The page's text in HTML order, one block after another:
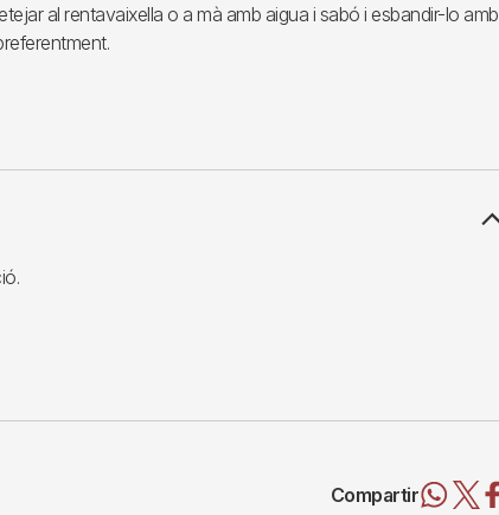
al rentavaixella o a mà amb aigua i sabó i esbandir-lo amb
Compartir